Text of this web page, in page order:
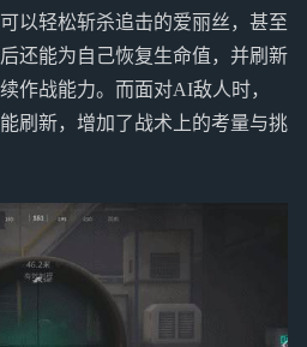
以轻松斩杀追击的爱丽丝，甚至
还能为自己恢复生命值，并刷新
作战能力。而面对AI敌人时，
刷新，增加了战术上的考量与挑